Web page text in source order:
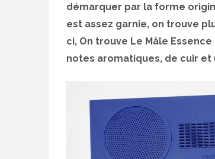
démarquer par la forme
est assez garnie, on trouve
ci, On trouve Le Mâle
notes aromatiques, de cuir